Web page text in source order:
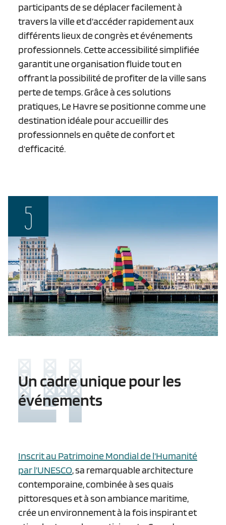
participants de se déplacer facilement à
travers la ville et d’accéder rapidement aux
différents lieux de congrès et événements
professionnels. Cette accessibilité simplifiée
garantit une organisation fluide tout en
offrant la possibilité de profiter de la ville sans
perte de temps. Grâce à ces solutions
pratiques, Le Havre se positionne comme une
destination idéale pour accueillir des
professionnels en quête de confort et
d'efficacité.
Un cadre unique pour les
événements
Inscrit au Patrimoine Mondial de l'Humanité
par l’UNESCO, sa remarquable architecture
contemporaine, combinée à ses quais
pittoresques et à son ambiance maritime,
crée un environnement à la fois inspirant et
5